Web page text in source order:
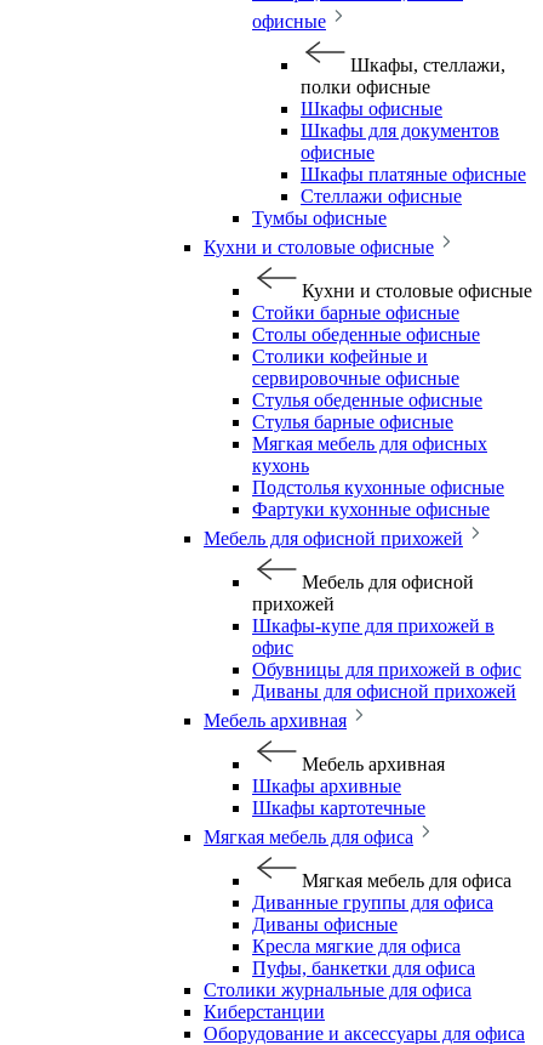
офисные
Шкафы, стеллажи,
полки офисные
Шкафы офисные
Шкафы для документов
офисные
Шкафы платяные офисные
Стеллажи офисные
Тумбы офисные
Кухни и столовые офисные
Кухни и столовые офисные
Стойки барные офисные
Столы обеденные офисные
Столики кофейные и
сервировочные офисные
Стулья обеденные офисные
Стулья барные офисные
Мягкая мебель для офисных
кухонь
Подстолья кухонные офисные
Фартуки кухонные офисные
Мебель для офисной прихожей
Мебель для офисной
прихожей
Шкафы-купе для прихожей в
офис
Обувницы для прихожей в офис
Диваны для офисной прихожей
Мебель архивная
Мебель архивная
Шкафы архивные
Шкафы картотечные
Мягкая мебель для офиса
Мягкая мебель для офиса
Диванные группы для офиса
Диваны офисные
Кресла мягкие для офиса
Пуфы, банкетки для офиса
Столики журнальные для офиса
Киберстанции
Оборудование и аксессуары для офиса